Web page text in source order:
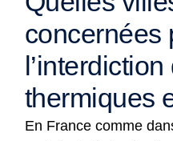
concernées
thermiques
En France comme